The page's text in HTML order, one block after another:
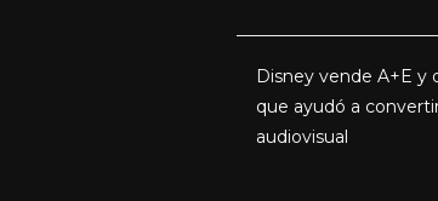
Disney vende A+E y
que ayudó a
audiovisual